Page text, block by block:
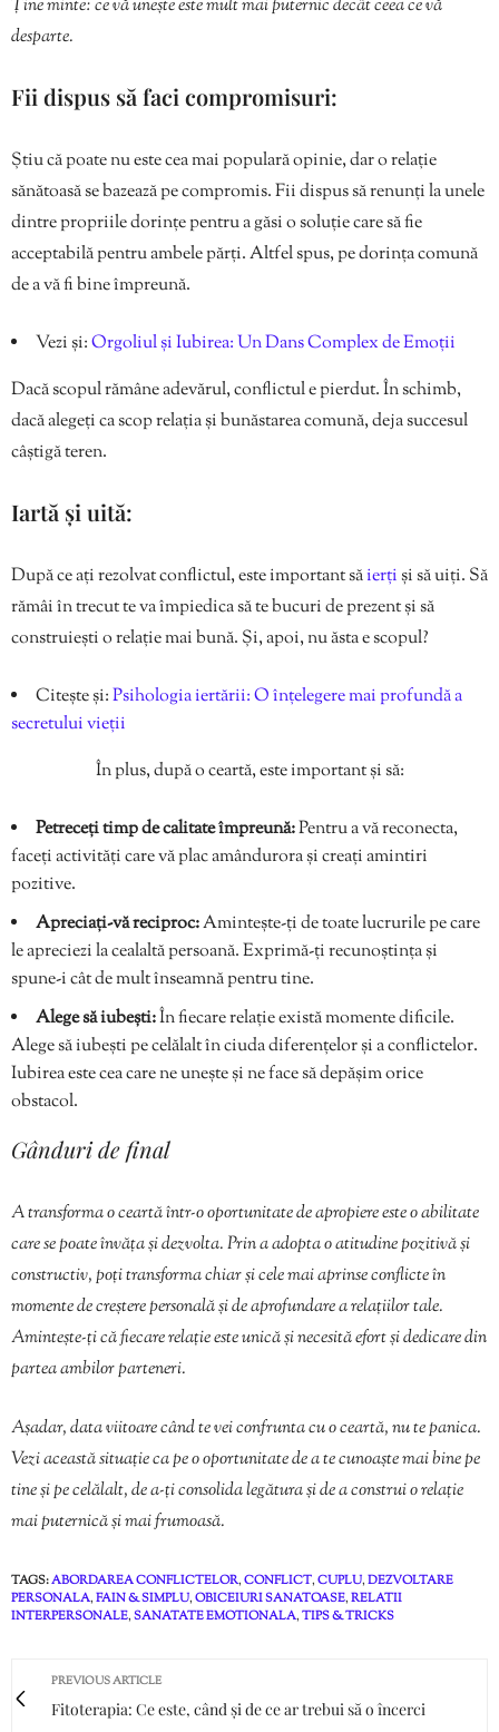
Ține minte: ce vă unește este mult mai puternic decât ceea ce vă
desparte.
Fii dispus să faci compromisuri:
Știu că poate nu este cea mai populară opinie, dar o relație
sănătoasă se bazează pe compromis. Fii dispus să renunți la unele
dintre propriile dorințe pentru a găsi o soluție care să fie
acceptabilă pentru ambele părți. Altfel spus, pe dorința comună
de a vă fi bine împreună.
Vezi și:Orgoliul și Iubirea: Un Dans Complex de Emoții
Dacă scopul rămâne adevărul, conflictul e pierdut. În schimb,
dacă alegeți ca scop relația și bunăstarea comună, deja succesul
câștigă teren.
Iartă și uită:
După ce ați rezolvat conflictul, este important săierțiși să uiți. Să
rămâi în trecut te va împiedica să te bucuri de prezent și să
construiești o relație mai bună. Și, apoi, nu ăsta e scopul?
Citește și:Psihologia iertării: O înțelegere mai profundă a
secretului vieții
În plus, după o ceartă, este important și să:
Petreceți timp de calitate împreună:Pentru a vă reconecta,
faceți activități care vă plac amândurora și creați amintiri
pozitive.
Apreciați-vă reciproc:Amintește-ți de toate lucrurile pe care
le apreciezi la cealaltă persoană. Exprimă-ți recunoștința și
spune-i cât de mult înseamnă pentru tine.
Alege să iubești:În fiecare relație există momente dificile.
Alege să iubești pe celălalt în ciuda diferențelor și a conflictelor.
Iubirea este cea care ne unește și ne face să depășim orice
obstacol.
Gânduri de final
A transforma o ceartă într-o oportunitate de apropiere este o abilitate
care se poate învăța și dezvolta. Prin a adopta o atitudine pozitivă și
constructiv, poți transforma chiar și cele mai aprinse conflicte în
momente de creștere personală și de aprofundare a relațiilor tale.
Amintește-ți că fiecare relație este unică și necesită efort și dedicare din
partea ambilor parteneri.
Așadar, data viitoare când te vei confrunta cu o ceartă, nu te panica.
Vezi această situație ca pe o oportunitate de a te cunoaște mai bine pe
tine și pe celălalt, de a-ți consolida legătura și de a construi o relație
mai puternică și mai frumoasă.
TAGS:ABORDAREA CONFLICTELOR,CONFLICT,CUPLU,DEZVOLTARE
PERSONALA,FAIN & SIMPLU,OBICEIURI SANATOASE,RELATII
INTERPERSONALE,SANATATE EMOTIONALA,TIPS & TRICKS
PREVIOUS ARTICLE
Fitoterapia: Ce este, când și de ce ar trebui să o încerci